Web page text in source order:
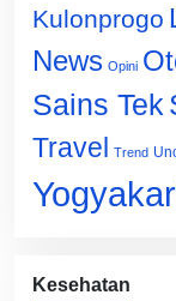
Kulonprogo
News Opini
Sains Tek
Travel Trend
Kesehatan